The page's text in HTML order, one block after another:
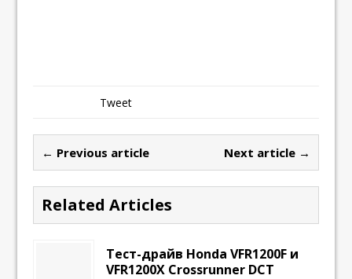
Tweet
← Previous article Next article →
Related Articles
Тест-драйв Honda VFR1200F и
VFR1200X Crossrunner DCT